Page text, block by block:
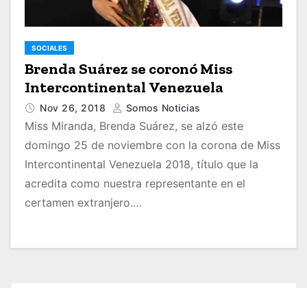
SOCIALES
Brenda Suárez se coronó Miss
Intercontinental Venezuela
Nov 26, 2018 Somos Noticias
Miss Miranda, Brenda Suárez, se alzó este
domingo 25 de noviembre con la corona de Miss
Intercontinental Venezuela 2018, título que la
acredita como nuestra representante en el
certamen extranjero.…